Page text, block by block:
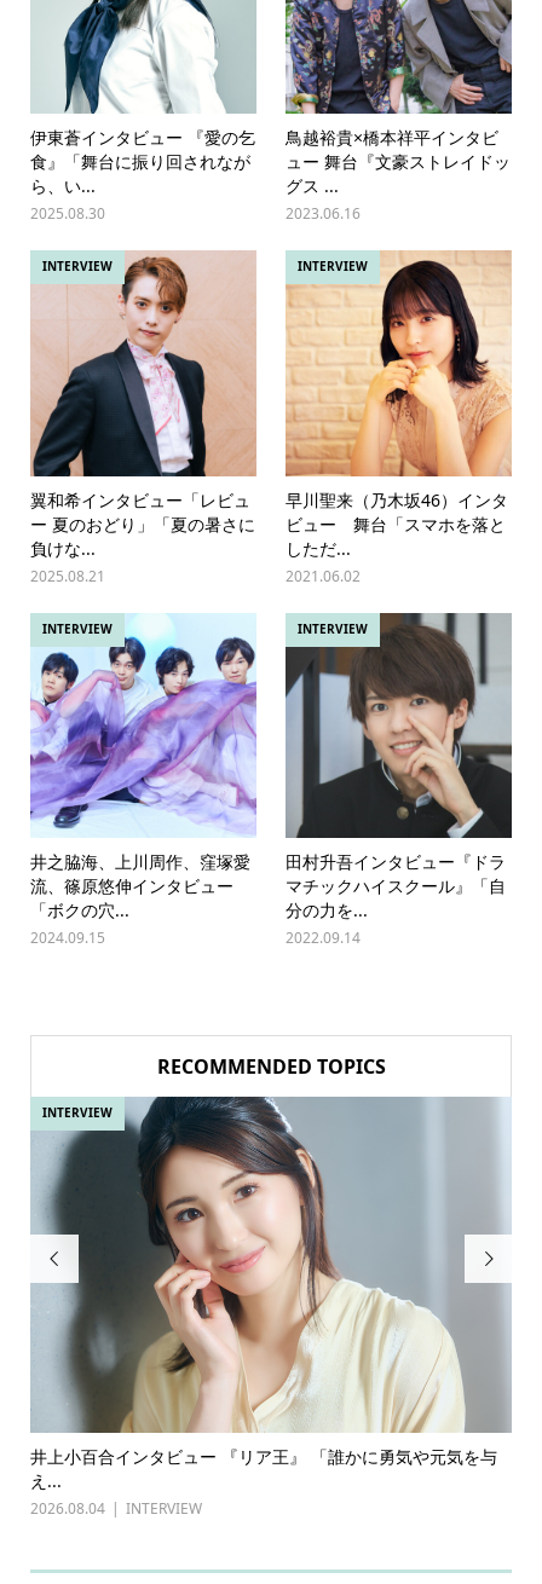
伊東蒼インタビュー 『愛の乞
食』「舞台に振り回されなが
ら、い...
2025.08.30
鳥越裕貴×橋本祥平インタビ
ュー 舞台『文豪ストレイドッ
グス ...
2023.06.16
INTERVIEW
翼和希インタビュー「レビュ
ー 夏のおどり」「夏の暑さに
負けな...
2025.08.21
INTERVIEW
早川聖来（乃木坂46）インタ
ビュー 舞台「スマホを落と
しただ...
2021.06.02
INTERVIEW
井之脇海、上川周作、窪塚愛
流、篠原悠伸インタビュー
「ボクの穴...
2024.09.15
INTERVIEW
田村升吾インタビュー『ドラ
マチックハイスクール』「自
分の力を...
2022.09.14
RECOMMENDED TOPICS

井上小百合インタビュー 『リア王』 「誰かに勇気や元気を与
え...
2026.08.04 INTERVIEW
INTERVIEW
